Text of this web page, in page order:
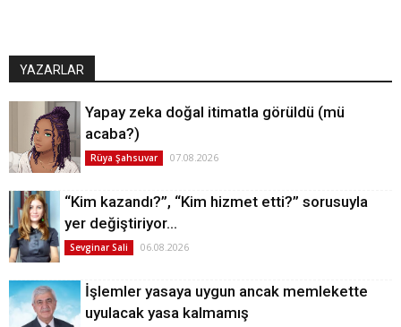
YAZARLAR
Yapay zeka doğal itimatla görüldü (mü
acaba?)
Rüya Şahsuvar 07.08.2026
“Kim kazandı?”, “Kim hizmet etti?” sorusuyla
yer değiştiriyor…
Sevginar Sali 06.08.2026
İşlemler yasaya uygun ancak memlekette
uyulacak yasa kalmamış